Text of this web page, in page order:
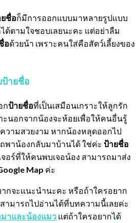
ชื่อก็มีการออกแบบมาหลายรูปแบบ
ด้ตามใจชอบเลยนะคะ แต่อย่าลืม
อด้วยน้า เพราะคนใส่คือสัตว์เลี้ยงของ
ายชื่อ
กป้ายชื่อที่เป็นเสมือนเกราะให้ลูกรัก
ะนอกจากน้องจะห้อยเพื่อให้คนอื่นรู้
วามสวยงาม หากน้องหลุดออกไป
พาน้องกลับมาบ้านได้ ใช่ค่ะ ป้ายชื่อ
จอร์ที่ให้คนพบเจอน้อง สามารถมาส่ง
Map ค่ะ
กจะแนะนำนะคะ หรือถ้าใครอยาก
ามารถไปอ่านได้ที่บทความนี้เลยค่ะ
าและน้องแมว แต่ถ้าใครอยากได้